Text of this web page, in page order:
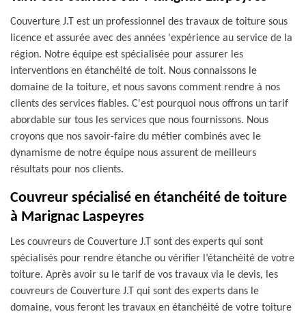
Couverture J.T est un professionnel des travaux de toiture sous
licence et assurée avec des années 'expérience au service de la
région. Notre équipe est spécialisée pour assurer les
interventions en étanchéité de toit. Nous connaissons le
domaine de la toiture, et nous savons comment rendre à nos
clients des services fiables. C'est pourquoi nous offrons un tarif
abordable sur tous les services que nous fournissons. Nous
croyons que nos savoir-faire du métier combinés avec le
dynamisme de notre équipe nous assurent de meilleurs
résultats pour nos clients.
Couvreur spécialisé en étanchéité de toiture
à Marignac Laspeyres
Les couvreurs de Couverture J.T sont des experts qui sont
spécialisés pour rendre étanche ou vérifier l’étanchéité de votre
toiture. Après avoir su le tarif de vos travaux via le devis, les
couvreurs de Couverture J.T qui sont des experts dans le
domaine, vous feront les travaux en étanchéité de votre toiture